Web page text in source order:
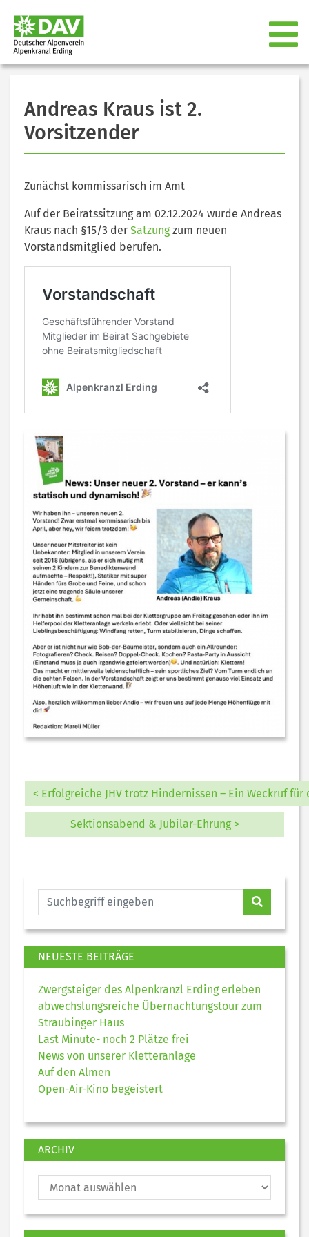
Andreas Kraus ist 2.
Vorsitzender
Zunächst kommissarisch im Amt
Auf der Beiratssitzung am 02.12.2024 wurde Andreas
Kraus nach §15/3 der Satzungzum neuen
Vorstandsmitglied berufen.
< Erfolgreiche JHV trotz Hindernissen – Ein Weckruf
Sektionsabend & Jubilar-Ehrung >
NEUESTE BEITRÄGE
Zwergsteiger des Alpenkranzl Erding erleben
abwechslungsreiche Übernachtungstour zum
Straubinger Haus
Last Minute- noch 2 Plätze frei
News von unserer Kletteranlage
Auf den Almen
Open-Air-Kino begeistert
ARCHIV